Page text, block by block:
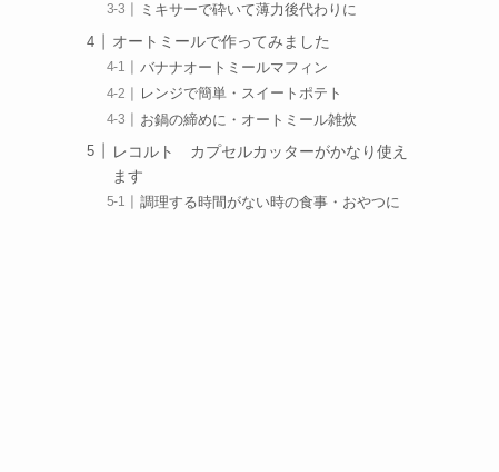
ミキサーで砕いて薄力後代わりに
オートミールで作ってみました
バナナオートミールマフィン
レンジで簡単・スイートポテト
お鍋の締めに・オートミール雑炊
レコルト カプセルカッターがかなり使え
ます
調理する時間がない時の食事・おやつに